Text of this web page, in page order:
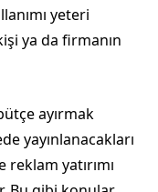
yeteri
ya da firmanın
ayırmak
yayınlanacakları
yatırımı